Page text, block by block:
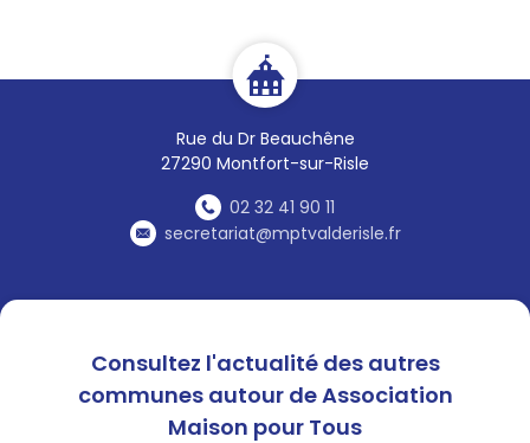
Rue du Dr Beauchêne
27290 Montfort-sur-Risle
02 32 41 90 11
secretariat@mptvalderisle.fr
Consultez l'actualité des autres
communes autour de Association
Maison pour Tous